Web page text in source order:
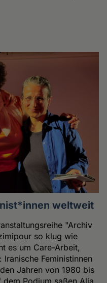
weltweit
"Archiv
so klug wie
es um Care-Arbeit,
Feministinnen
Jahren von 1980 bis
Podium saßen Alja